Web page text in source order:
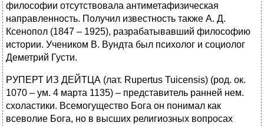
философии отсутствовала антиметафизическая
направленность. Получил известность также А. Д.
Ксенопол (1847 – 1925), разрабатывавший философию
истории. Учеником В. Вундта был психолог и социолог
Деметрий Густи.
РУПЕРТ ИЗ ДЕЙТЦА (лат. Rupertus Tuicensis) (род. ок.
1070 – ум. 4 марта 1135) – представитель ранней нем.
схоластики. Всемогущество Бога он понимал как
всеволие Бога, но в высших религиозных вопросах